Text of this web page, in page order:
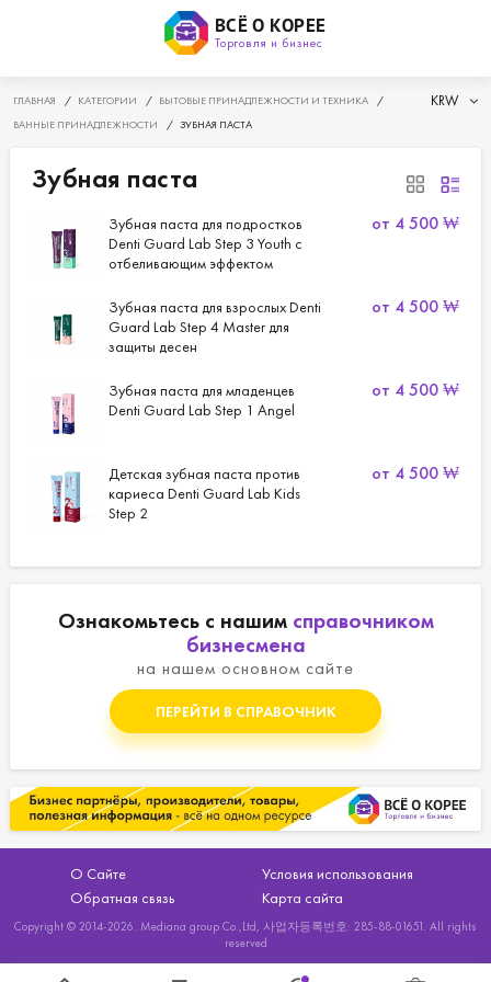
ВСЁ О КОРЕЕ
Торговля и бизнес
ГЛАВНАЯ / КАТЕГОРИИ / БЫТОВЫЕ ПРИНАДЛЕЖНОСТИ И ТЕХНИКА
/
ВАННЫЕ ПРИНАДЛЕЖНОСТИ
/ ЗУБНАЯ ПАСТА
KRW
Зубная паста
Зубная паста для подростков
Denti Guard Lab Step 3 Youth с
отбеливающим эффектом
от 4 500 ₩
Зубная паста для взрослых Denti
Guard Lab Step 4 Master для
защиты десен
от 4 500 ₩
Зубная паста для младенцев
Denti Guard Lab Step 1 Angel
от 4 500 ₩
Детская зубная паста против
кариеса Denti Guard Lab Kids
Step 2
от 4 500 ₩
Ознакомьтесь с нашим справочником
бизнесмена
на нашем основном сайте
ПЕРЕЙТИ В СПРАВОЧНИК
О Сайте
Условия использования
Обратная связь
Карта сайта
Copyright © 2014-2026. Mediana group Co.,Ltd, 사업자등록번호: 285-88-01651. All rights
reserved